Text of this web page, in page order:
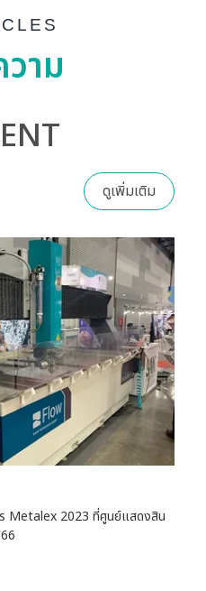
าม
ดูเพิ่มเติม
ร Metalex 2023 ที่ศูนย์แสดงสิน